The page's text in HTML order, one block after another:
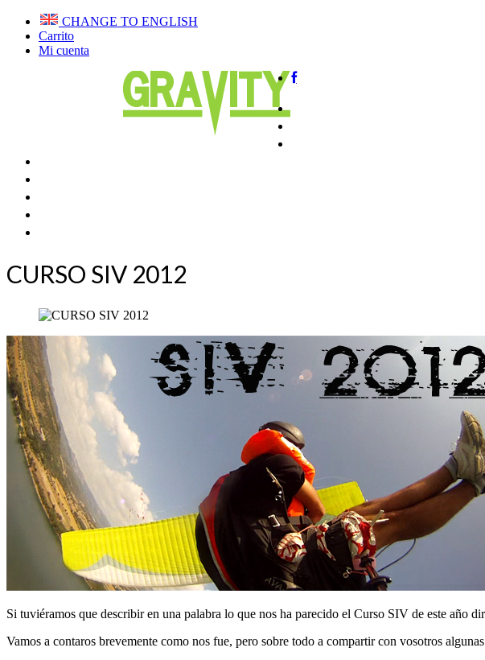
CHANGE TO ENGLISH
Carrito
Mi cuenta
CURSO SIV 2012
Si tuviéramos que describir en una palabra lo que nos ha parecido el Curso SIV de este año
Vamos a contaros brevemente como nos fue, pero sobre todo a compartir con vosotros